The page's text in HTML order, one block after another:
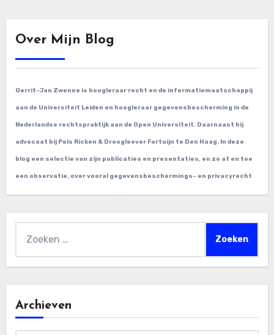
Over Mijn Blog
Gerrit-Jan Zwenne is hoogleraar recht en de informatiemaatschappij
aan de Universiteit Leiden en hoogleraar gegevensbescherming in de
Nederlandse rechtspraktijk aan de Open Universiteit. Daarnaast hij
advocaat bij Pels Ricken & Droogleever Fortuijn te Den Haag. In deze
blog een selectie van zijn publicaties en presentaties, en zo af en toe
een observatie, over vooral gegevensbeschermings- en privacyrecht
naar:
Archieven